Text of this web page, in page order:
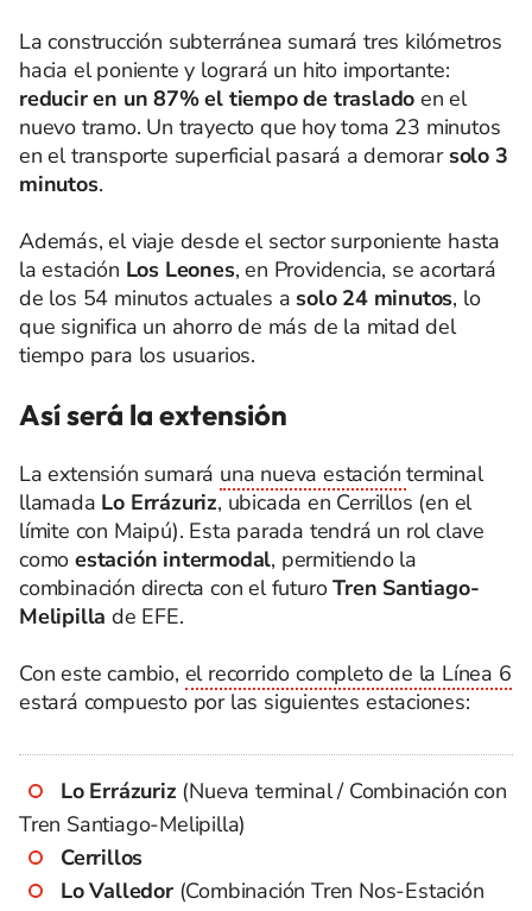
La construcción subterránea sumará tres kilómetros
hacia el poniente y logrará un hito importante:
reducir en un 87% el tiempo de traslado en el
nuevo tramo. Un trayecto que hoy toma 23 minutos
en el transporte superficial pasará a demorar solo 3
minutos.
Además, el viaje desde el sector surponiente hasta
la estación Los Leones, en Providencia, se acortará
de los 54 minutos actuales a solo 24 minutos, lo
que significa un ahorro de más de la mitad del
tiempo para los usuarios.
Así será la extensión
La extensión sumará una nueva estaciónterminal
llamada Lo Errázuriz, ubicada en Cerrillos (en el
límite con Maipú). Esta parada tendrá un rol clave
como estación intermodal, permitiendo la
combinación directa con el futuroTren Santiago-
Melipilla de EFE.
Con este cambio, el recorrido completo de la Línea 6
estará compuesto por las siguientes estaciones:
Lo Errázuriz (Nueva terminal / Combinación con
Tren Santiago-Melipilla)
Cerrillos
Lo Valledor(Combinación Tren Nos-Estación